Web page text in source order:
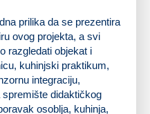
prilika da se prezentira
ovog projekta, a svi
razgledati objekat i
kuhinjski praktikum,
integraciju,
didaktičkog
osoblja, kuhinja,